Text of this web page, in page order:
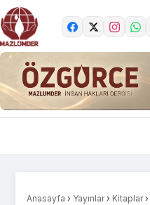
Anasayfa › Yayınlar › Kitaplar ›